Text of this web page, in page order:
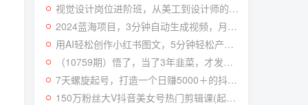
视觉设计岗位进阶班，从美工到设计师的蜕变（4节视频课程）
2024蓝海项目，3分钟自动生成视频，月入过万
用AI轻松创作小红书图文，5分钟轻松产出300条小红书爆款笔记！
（10759期）悟了，当了3年韭菜，才发现网赚圈年赚100万的核心是卖项目，含泪分享！
7天螺旋起号，打造一个日赚5000＋的抖音壁纸号（价值688）
150万粉丝大V抖音美女号热门剪辑课(起号 过原创 素材来源 无人直播 变现)